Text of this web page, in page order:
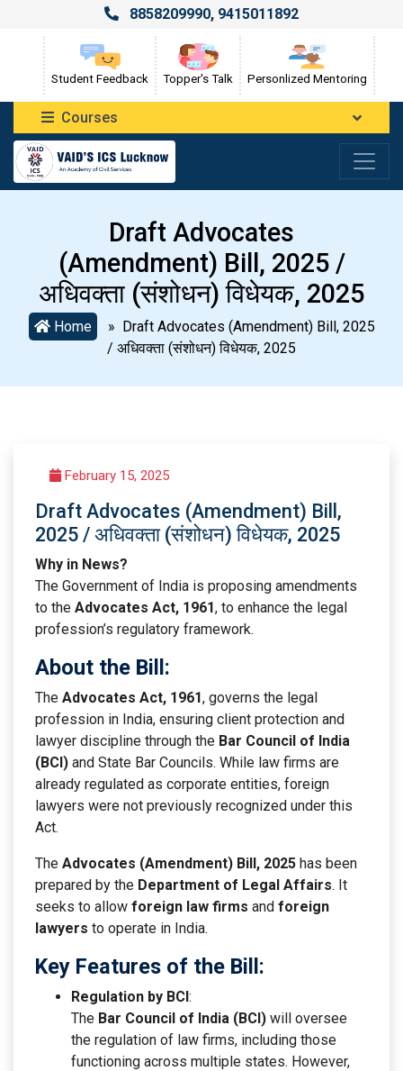
8858209990, 9415011892
Student Feedback Topper's Talk Personlized Mentoring
Courses
Draft Advocates
(Amendment) Bill, 2025 /
अधिवक्ता (संशोधन) विधेयक, 2025
Home
» Draft Advocates (Amendment) Bill, 2025
/ अधिवक्ता (संशोधन) विधेयक, 2025
February 15, 2025
Draft Advocates (Amendment) Bill,
2025 / अधिवक्ता (संशोधन) विधेयक, 2025
Why in News?
The Government of India is proposing amendments
to the Advocates Act, 1961, to enhance the legal
profession’s regulatory framework.
About the Bill:
The Advocates Act, 1961, governs the legal
profession in India, ensuring client protection and
lawyer discipline through the Bar Council of India
(BCI) and State Bar Councils. While law firms are
already regulated as corporate entities, foreign
lawyers were not previously recognized under this
Act.
The Advocates (Amendment) Bill, 2025 has been
prepared by the Department of Legal Affairs. It
seeks to allow foreign law firms and foreign
lawyers to operate in India.
Key Features of the Bill:
Regulation by BCI:
The Bar Council of India (BCI) will oversee
the regulation of law firms, including those
functioning across multiple states. However,